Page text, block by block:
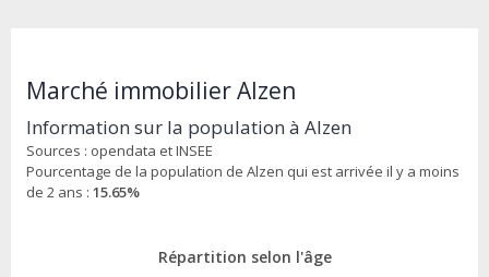
Marché immobilier Alzen
Information sur la population à Alzen
Sources : opendata et INSEE
Pourcentage de la population de Alzen qui est arrivée il y a moins
de 2 ans : 15.65%
Répartition selon l'âge